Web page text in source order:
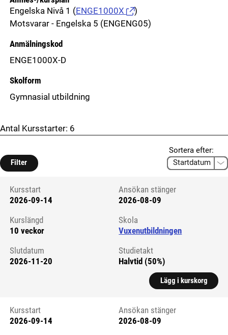
Engelska Nivå 1 (ENGE1000X
)
Motsvarar - Engelska 5 (ENGENG05)
Anmälningskod
ENGE1000X-D
Skolform
Gymnasial utbildning
Antal Kursstarter: 6
Filter
Sortera efter:
Kursstart 6326528
Kursstart
2026-09-14
Ansökan stänger
2026-08-09
Kurslängd
10 veckor
Skola
Vuxenutbildningen
Slutdatum
2026-11-20
Studietakt
Halvtid (50%)
Lägg i kurskorg
Kursstart 6326529
Kursstart
2026-09-14
Ansökan stänger
2026-08-09